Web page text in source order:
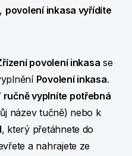
povolení inkasa vyřídíte
povolení inkasa se
Povolení inkasa.
ručně vyplníte potřebná
název tučně) nebo k
, který přetáhnete do
a nahrajete ze